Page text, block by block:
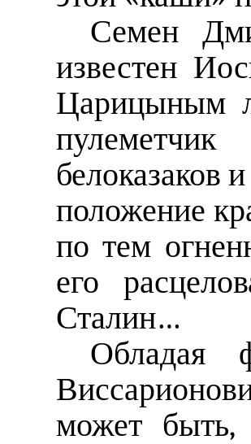
Семен
известен
Царицыным
белоказаков
положение
по тем
его
Сталин…
Обладая
может быть,